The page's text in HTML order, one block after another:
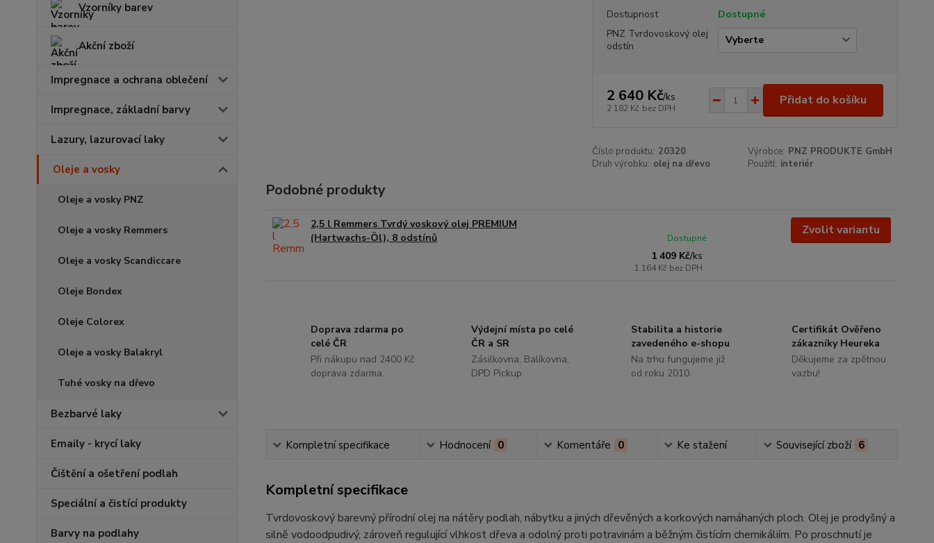
Vzorníky barev
Akční zboží
Impregnace a ochrana oblečení
Impregnace, základní barvy
Lazury, lazurovací laky
Oleje a vosky
Oleje a vosky PNZ
Oleje a vosky Remmers
Oleje a vosky Scandiccare
Oleje Bondex
Oleje Colorex
Oleje a vosky Balakryl
Tuhé vosky na dřevo
Bezbarvé laky
Emaily - krycí laky
Čištění a ošetření podlah
Speciální a čistící produkty
Barvy na podlahy
Dostupnost
Dostupné
PNZ Tvrdovoskový olej
odstín
2 640 Kč/ks
2 182 Kč bez DPH
Přidat do košíku
Číslo produktu: 20320 Výrobce: PNZ PRODUKTE GmbH
Druh výrobku: olej na dřevo Použití: interiér
Podobné produkty
2,5 l Remmers Tvrdý voskový olej PREMIUM
(Hartwachs-Öl), 8 odstínů
1 409 Kč/ks
1 164 Kč bez DPH
Dostupné
Zvolit variantu
Doprava zdarma po
celé ČR
Při nákupu nad 2400 Kč
doprava zdarma.
Výdejní místa po celé
ČR a SR
Zásilkovna, Balíkovna,
DPD Pickup.
Stabilita a historie
zavedeného e-shopu
Na trhu fungujeme již
od roku 2010.
Certifikát Ověřeno
zákazníky Heureka
Děkujeme za zpětnou
vazbu!
Kompletní specifikace Hodnocení 0 Komentáře 0 Ke stažení Související zboží 6
Kompletní specifikace
Tvrdovoskový barevný přírodní olej na nátěry podlah, nábytku a jiných dřevěných a korkových namáhaných ploch. Olej je prodyšný a
silně vodoodpudivý, zároveň regulující vlhkost dřeva a odolný proti potravinám a běžným čistícím chemikáliím. Po proschnutí je